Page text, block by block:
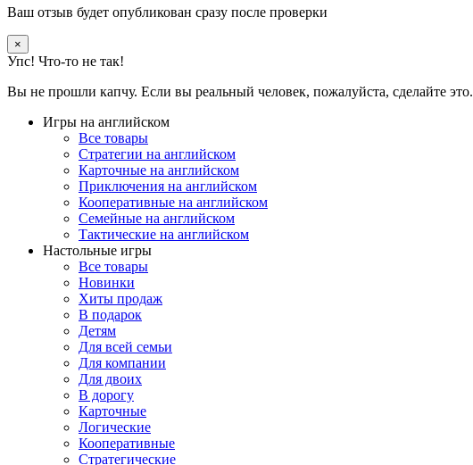
Ваш отзыв будет опубликован сразу после проверки
×
Упс! Что-то не так!
Вы не прошли капчу. Если вы реальный человек, пожалуйста, сделайте это.
Игры на английском
Все товары
Стратегии на английском
Карточные на английском
Приключения на английском
Кооперативные на английском
Семейные на английском
Тактические на английском
Настольные игры
Все товары
Новинки
Хиты продаж
В подарок
Детям
Для всей семьи
Для компании
Для двоих
В дорогу
Карточные
Логические
Кооперативные
Стратегические